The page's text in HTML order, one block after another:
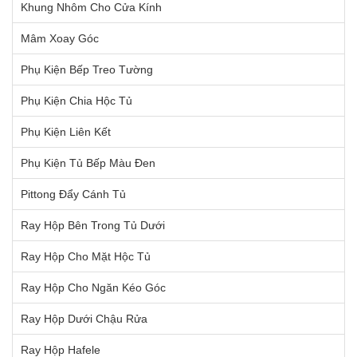
Khung Nhôm Cho Cửa Kính
Mâm Xoay Góc
Phụ Kiện Bếp Treo Tường
Phụ Kiện Chia Hộc Tủ
Phụ Kiện Liên Kết
Phụ Kiện Tủ Bếp Màu Đen
Pittong Đẩy Cánh Tủ
Ray Hộp Bên Trong Tủ Dưới
Ray Hộp Cho Mặt Hộc Tủ
Ray Hộp Cho Ngăn Kéo Góc
Ray Hộp Dưới Chậu Rửa
Ray Hộp Hafele